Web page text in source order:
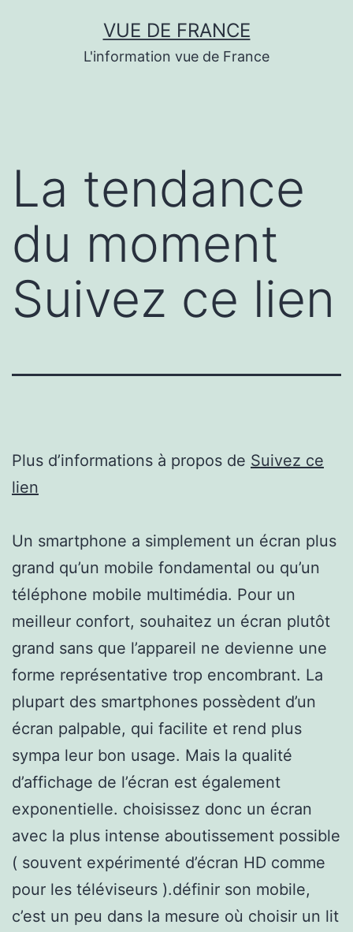
VUE DE FRANCE
L'information vue de France
La tendance
du moment
Suivez ce lien
Plus d’informations à propos de Suivez ce
lien
Un smartphone a simplement un écran plus
grand qu’un mobile fondamental ou qu’un
téléphone mobile multimédia. Pour un
meilleur confort, souhaitez un écran plutôt
grand sans que l’appareil ne devienne une
forme représentative trop encombrant. La
plupart des smartphones possèdent d’un
écran palpable, qui facilite et rend plus
sympa leur bon usage. Mais la qualité
d’affichage de l’écran est également
exponentielle. choisissez donc un écran
avec la plus intense aboutissement possible
( souvent expérimenté d’écran HD comme
pour les téléviseurs ).définir son mobile,
c’est un peu dans la mesure où choisir un lit